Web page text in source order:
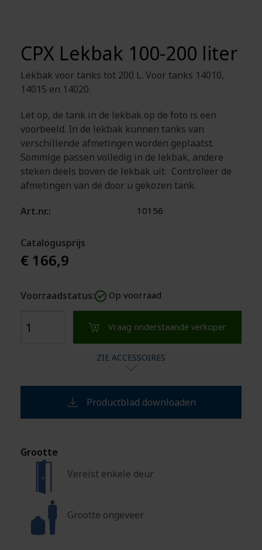
Grootte
Vereist enkele deur
Grootte ongeveer
CPX Lekbak 100-200 liter
Lekbak voor tanks tot 200 L. Voor tanks 14010,
14015 en 14020.
Let op, de tank in de lekbak op de foto is een
voorbeeld. In de lekbak kunnen tanks van
verschillende afmetingen worden geplaatst.
Sommige passen volledig in de lekbak, andere
steken deels boven de lekbak uit. Controleer de
afmetingen van de door u gekozen tank.
Art.nr.:
10156
Catalogusprijs
€ 166,9
Voorraadstatus: Op voorraad
Vraag onderstaande verkoper
ZIE ACCESSOIRES
Productblad downloaden